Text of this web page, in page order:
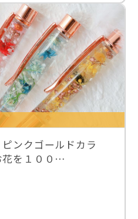
ンクゴールドカラ
を１００…